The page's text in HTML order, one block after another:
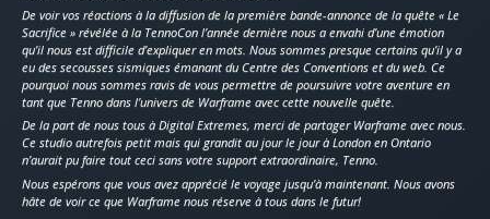
De voir vos réactions à la diffusion de la première bande-annonce de la quête « Le
Sacrifice » révélée à la TennoCon l’année dernière nous a envahi d’une émotion
qu’il nous est difficile d’expliquer en mots. Nous sommes presque certains qu’il y a
eu des secousses sismiques émanant du Centre des Conventions et du web. Ce
pourquoi nous sommes ravis de vous permettre de poursuivre votre aventure en
tant que Tenno dans l’univers de Warframe avec cette nouvelle quête.
De la part de nous tous à Digital Extremes, merci de partager Warframe avec nous.
Ce studio autrefois petit mais qui grandit au jour le jour à London en Ontario
n’aurait pu faire tout ceci sans votre support extraordinaire, Tenno.
Nous espérons que vous avez apprécié le voyage jusqu’à maintenant. Nous avons
hâte de voir ce que Warframe nous réserve à tous dans le futur!